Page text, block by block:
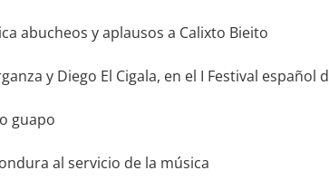
abucheos y aplausos a Calixto Bieito
y Diego El Cigala, en el I Festival español
guapo
al servicio de la música